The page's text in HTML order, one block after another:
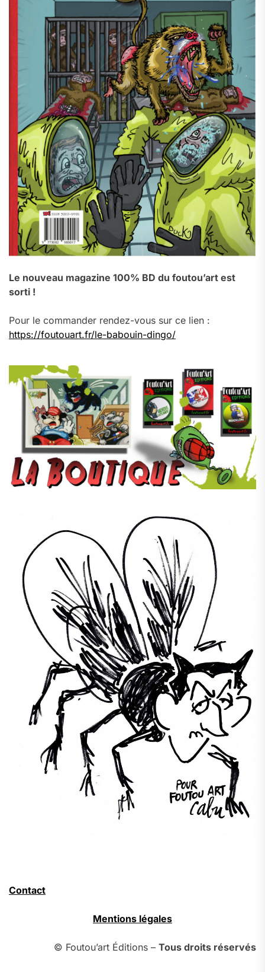
Le nouveau magazine 100% BD du foutou’art est
sorti !
Pour le commander rendez-vous sur ce lien :
https://foutouart.fr/le-babouin-dingo/
Contact
Mentions légales
© Foutou’art Éditions – Tous droits réservés